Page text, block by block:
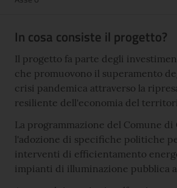
In cosa consiste il progetto?
Il progetto fa parte degli
che promuovono il superamento
crisi pandemica attraverso la
resiliente dell'economia del
La programmazione del Comune
l'adozione di specifiche politiche
interventi di efficientamento
impianti di illuminazione pubblica